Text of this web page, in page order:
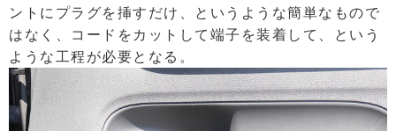
ントにプラグを挿すだけ、というような簡単なもので
はなく、コードをカットして端子を装着して、という
ような工程が必要となる。